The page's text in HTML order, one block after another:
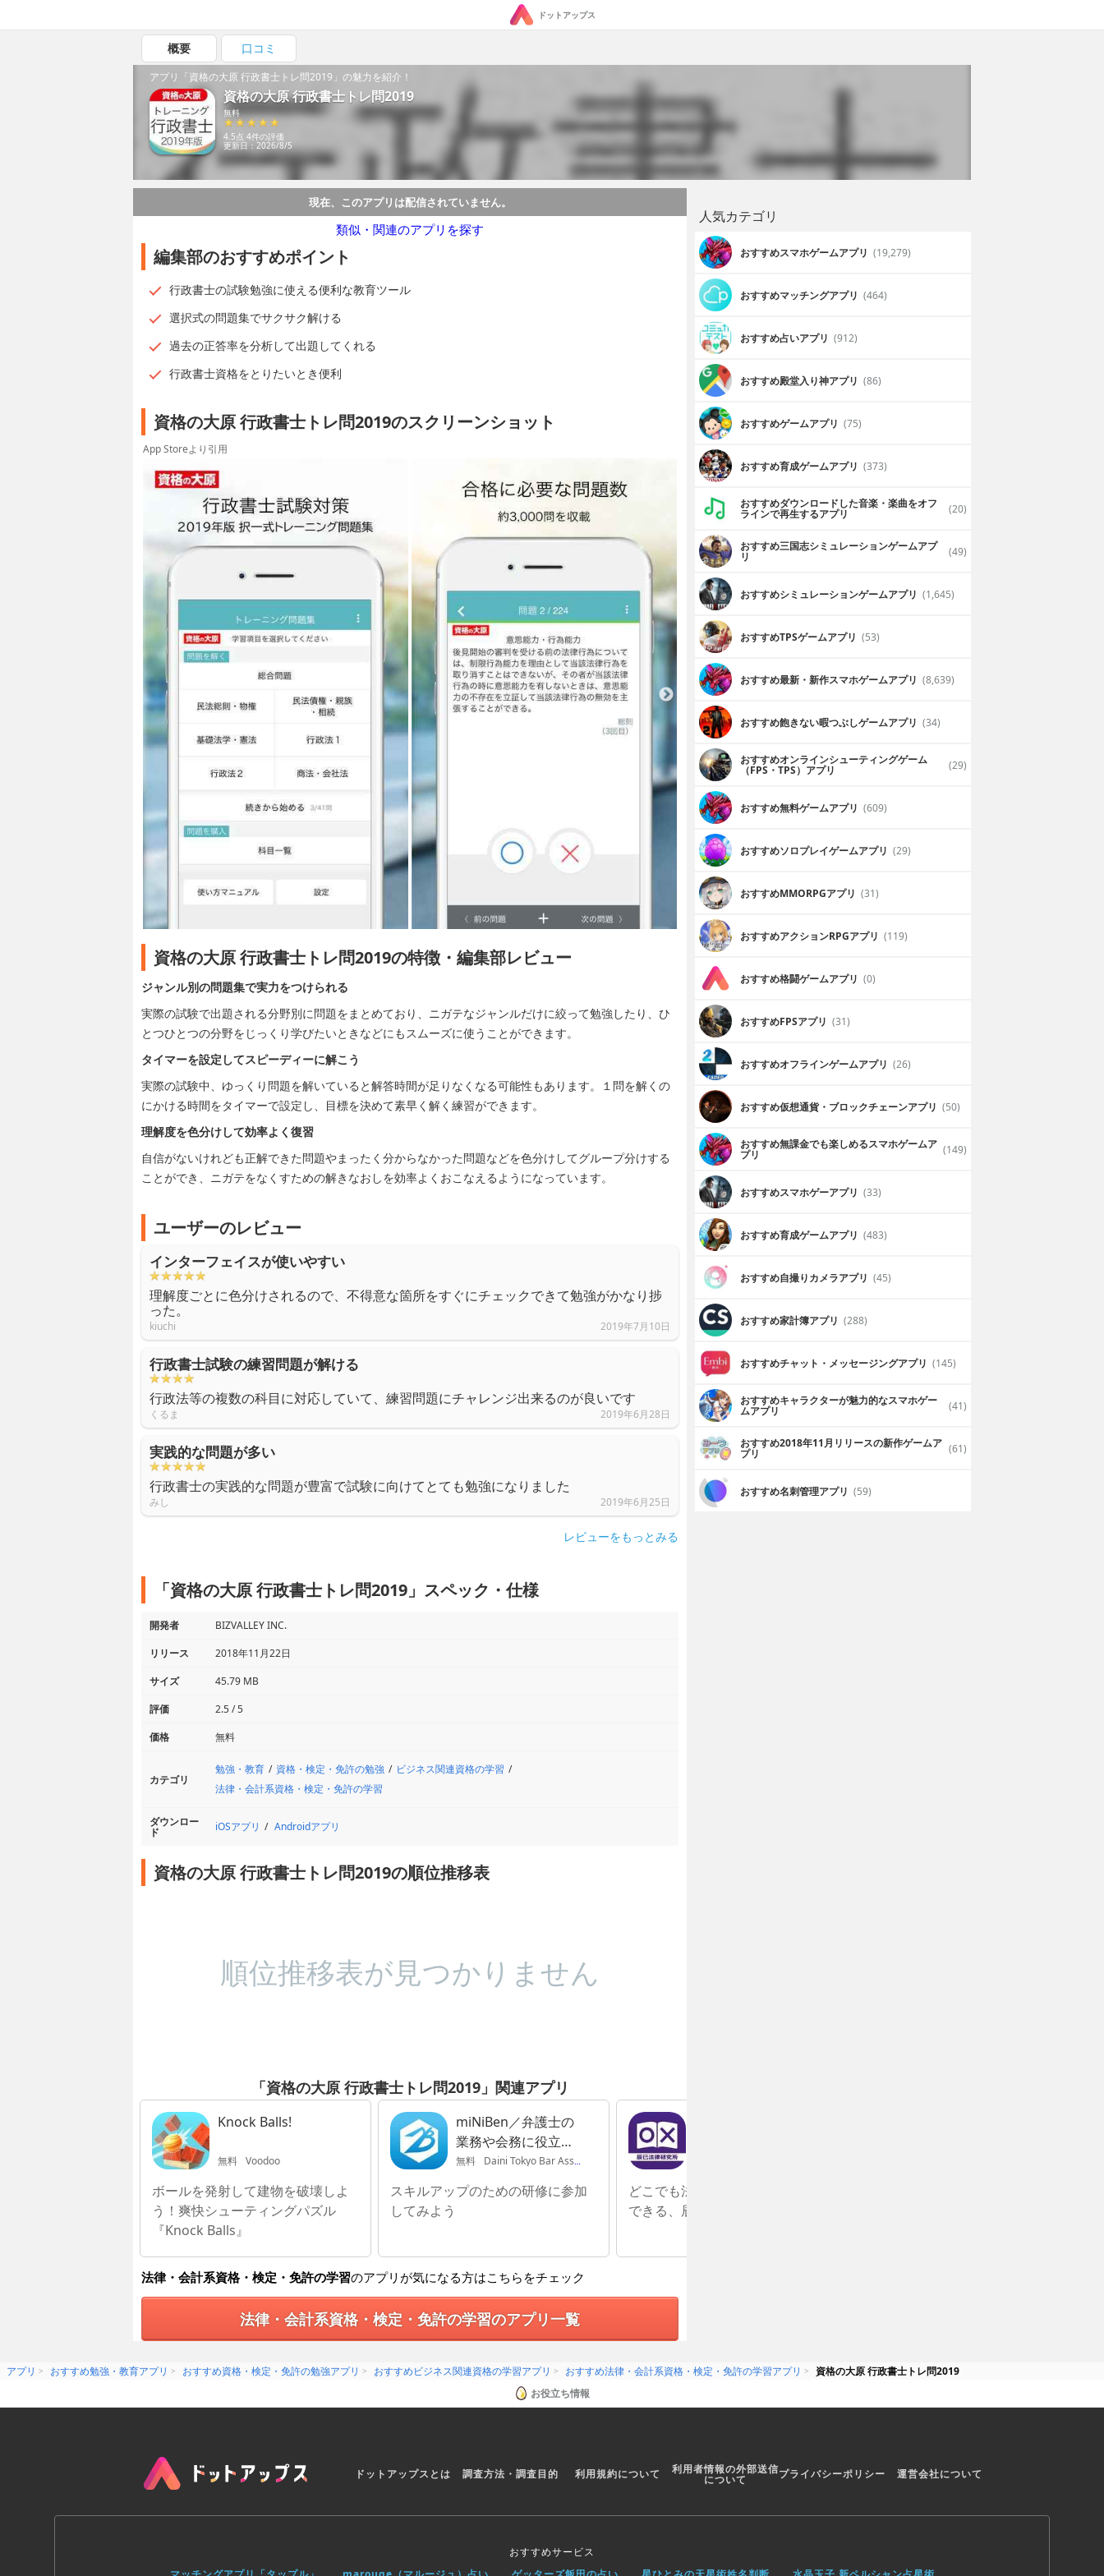
ドットアップス
概要 口コミ
アプリ「資格の大原 行政書士トレ問2019」の魅力を紹介！
資格の大原 行政書士トレ問2019
無料
4.5点 4件の評価
更新日：2026/8/5
現在、このアプリは配信されていません。
類似・関連のアプリを探す
編集部のおすすめポイント
行政書士の試験勉強に使える便利な教育ツール
選択式の問題集でサクサク解ける
過去の正答率を分析して出題してくれる
行政書士資格をとりたいとき便利
資格の大原 行政書士トレ問2019のスクリーンショット
App Storeより引用
資格の大原 行政書士トレ問2019の特徴・編集部レビュー
ジャンル別の問題集で実力をつけられる
実際の試験で出題される分野別に問題をまとめており、ニガテなジャンルだけに絞って勉強したり、ひ
とつひとつの分野をじっくり学びたいときなどにもスムーズに使うことができます。
タイマーを設定してスピーディーに解こう
実際の試験中、ゆっくり問題を解いていると解答時間が足りなくなる可能性もあります。１問を解くの
にかける時間をタイマーで設定し、目標を決めて素早く解く練習ができます。
理解度を色分けして効率よく復習
自信がないけれども正解できた問題やまったく分からなかった問題などを色分けしてグループ分けする
ことができ、ニガテをなくすための解きなおしを効率よくおこなえるようになっています。
ユーザーのレビュー
インターフェイスが使いやすい
理解度ごとに色分けされるので、不得意な箇所をすぐにチェックできて勉強がかなり捗
った。
kiuchi 2019年7月10日
行政書士試験の練習問題が解ける
行政法等の複数の科目に対応していて、練習問題にチャレンジ出来るのが良いです
くるま 2019年6月28日
実践的な問題が多い
行政書士の実践的な問題が豊富で試験に向けてとても勉強になりました
みし 2019年6月25日
レビューをもっとみる
「資格の大原 行政書士トレ問2019」スペック・仕様
開発者
BIZVALLEY INC.
リリース
2018年11月22日
サイズ
45.79 MB
評価
2.5 / 5
価格
無料
カテゴリ
勉強・教育 資格・検定・免許の勉強
ビジネス関連資格の学習
法律・会計系資格・検定・免許の学習
ダウンロー
ド iOSアプリ Androidアプリ
資格の大原 行政書士トレ問2019の順位推移表
順位推移表が見つかりません
「資格の大原 行政書士トレ問2019」関連アプリ
Knock Balls!
無料 Voodoo
ボールを発射して建物を破壊しよ
う！爽快シューティングパズル
『Knock Balls』
miNiBen／弁護士の
業務や会務に役立つ
アプリ
無料 Daini Tokyo Bar Association
スキルアップのための研修に参加
してみよう
どこでも法律の勉強をすることが
できる、辰已の肢別本
法律・会計系資格・検定・免許の学習のアプリが気になる方はこちらをチェック
法律・会計系資格・検定・免許の学習のアプリ一覧
人気カテゴリ
おすすめスマホゲームアプリ (19,279)
おすすめマッチングアプリ (464)
おすすめ占いアプリ (912)
おすすめ殿堂入り神アプリ (86)
おすすめゲームアプリ (75)
おすすめ育成ゲームアプリ (373)
おすすめダウンロードした音楽・楽曲をオフ
ラインで再生するアプリ (20)
おすすめ三国志シミュレーションゲームアプ
リ (49)
おすすめシミュレーションゲームアプリ (1,645)
おすすめTPSゲームアプリ (53)
おすすめ最新・新作スマホゲームアプリ (8,639)
おすすめ飽きない暇つぶしゲームアプリ (34)
おすすめオンラインシューティングゲーム
（FPS・TPS）アプリ (29)
おすすめ無料ゲームアプリ (609)
おすすめソロプレイゲームアプリ (29)
おすすめ MMORPGアプリ (31)
おすすめアクションRPGアプリ (119)
おすすめ格闘ゲームアプリ (0)
おすすめFPSアプリ (31)
おすすめオフラインゲームアプリ (26)
おすすめ仮想通貨・ブロックチェーンアプリ (50)
おすすめ無課金でも楽しめるスマホゲームア
プリ (149)
おすすめスマホゲーアプリ (33)
おすすめ育成ゲームアプリ (483)
おすすめ自撮りカメラアプリ (45)
おすすめ家計簿アプリ (288)
おすすめチャット・メッセージングアプリ (145)
おすすめキャラクターが魅力的なスマホゲー
ムアプリ (41)
おすすめ2018年11月リリースの新作ゲームア
プリ (61)
おすすめ名刺管理アプリ (59)
アプリ おすすめ勉強・教育アプリ おすすめ資格・検定・免許の勉強アプリ おすすめビジネス関連資格の学習アプリ おすすめ法律・会計系資格・検定・免許の学習アプリ
資格の大原 行政書士トレ問2019
お役立ち情報
ドットアップスとは 調査方法・調査目的 利用規約について 利用者情報の外部送信
について プライバシーポリシー 運営会社について
おすすめサービス